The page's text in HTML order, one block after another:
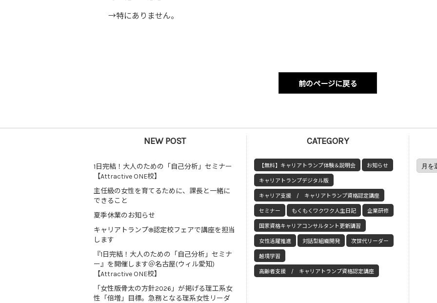
→特にありません。
前のページに戻る
NEW POST
1日完結！大人のための「自己分析」セミナー
【Attractive ONE校】
主任級の女性を育てるために、課長と一緒に
できること
夏季休業のお知らせ
キャリアトランプ®認定校フェアで講座を担当
します
『1日完結！大人のための「自己分析」セミナ
ー』を開催します＠名古屋(ウィル愛知)
【Attractive ONE校】
「女性版骨太の方針2026」が掲げる理工系女
性「倍増」目標。急務となる理系女性リーダ
CATEGORY
【無料】キャリアトランプ体験＆説明会 お知らせ
キャリアトランプデジタル版
キャリア支援 / キャリアトランプ資格認定講座
セミナー もくもくワクワク人生日記 企業研修
国家資格キャリアコンサルタント更新講習
女性活躍推進 対話型組織開発 次世代リーダー
越境学習
高齢者支援 / キャリアトランプ資格認定講座